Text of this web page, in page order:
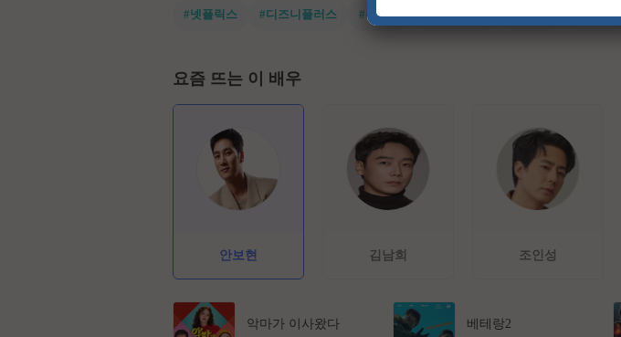
#넷플릭스 #디즈니플러스 #유쾌한 #슈퍼히어로 #외계인 #파트너
요즘 뜨는 이 배우
안보현 김남희 조인성
악마가 이사왔다 베테랑2